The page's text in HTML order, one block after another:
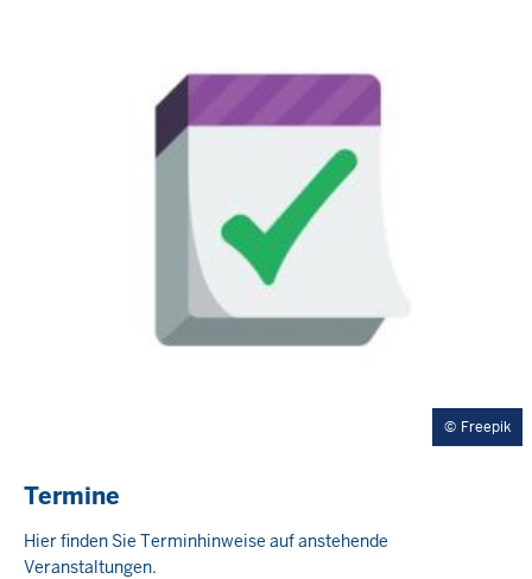
Freepik
Termine
Hier finden Sie Terminhinweise auf anstehende
Veranstaltungen.